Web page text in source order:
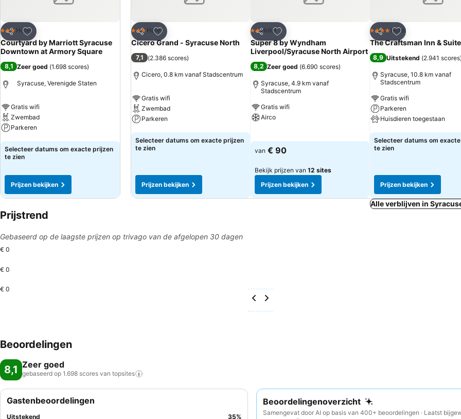
Delen
Toevoegen aan favorieten
3 Sterren
Hotel
Courtyard by Marriott Syracuse
Downtown at Armory Square
8,1 Zeer goed (1.698 scores)
Syracuse, Verenigde Staten
Gratis wifi
Zwembad
Parkeren
Prijzen bekijken
Selecteer datums om exacte prijzen
te zien
Prijzen bekijken
Delen
Toevoegen aan favorieten
3 Sterren
Hotel
Cicero Grand - Syracuse North
7,1 (2.386 scores)
Cicero, 0.8 km vanaf Stadscentrum
Gratis wifi
Zwembad
Parkeren
Prijzen bekijken
Selecteer datums om exacte prijzen
te zien
Prijzen bekijken
Delen
Toevoegen aan favorieten
2 Sterren
Hotel
Super 8 by Wyndham
Liverpool/Syracuse North Airport
8,2 Zeer goed (6.690 scores)
Syracuse, 4.9 km vanaf
Stadscentrum
Gratis wifi
Airco
van € 90
Bekijk prijzen van 12 sites
Prijzen bekijken
Delen
Toevoegen aan
4 SterrenHotel
The Craftsman Inn &
8,9 Uitstekend (2.941 scores)
Syracuse, 10.8 km vanaf
Stadscentrum
Gratis wifi
Parkeren
Huisdieren toegestaan
Prijzen bekijken
Selecteer datums om
te zien
Prijzen bekijken
Alle verblijven in
Prijstrend
Gebaseerd op de laagste prijzen op trivago van de afgelopen 30 dagen
€ 0
€ 0
€ 0
Beoordelingen
8,1 Zeer goed
gebaseerd op 1.698 scores van topsites
Beoordelingenoverzicht
Samengevat door AI op basis van 400+ beoordelingen · Laatst
Gastenbeoordelingen
Uitstekend 35%